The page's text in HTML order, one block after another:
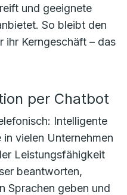
und geeignete
So bleibt den
ihr Kerngeschäft – das
per Chatbot
Intelligente
vielen Unternehmen
Leistungsfähigkeit
beantworten,
Sprachen geben und